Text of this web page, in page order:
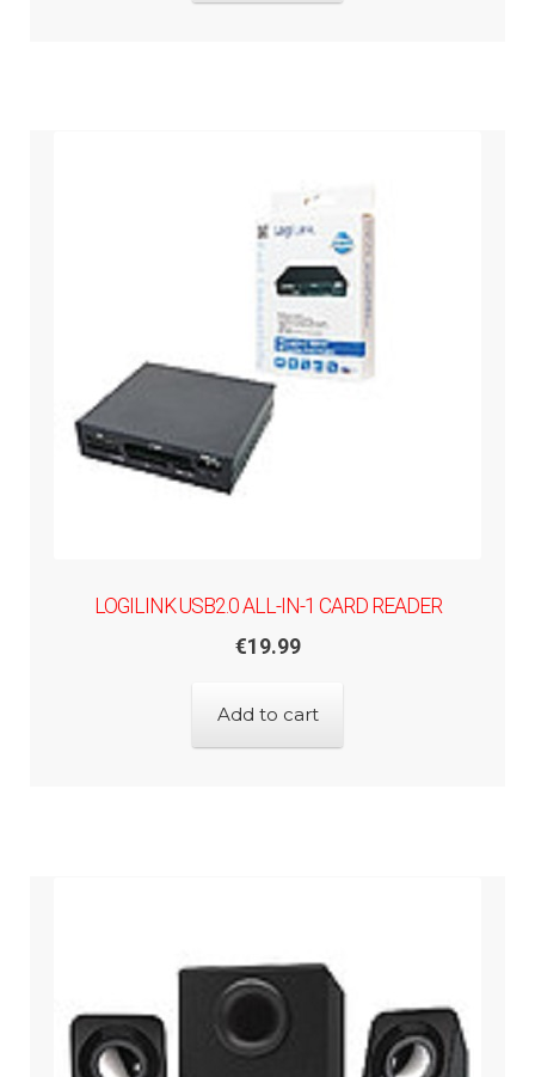
LOGILINK USB2.0 ALL-IN-1 CARD READER
€19.99
Add to cart